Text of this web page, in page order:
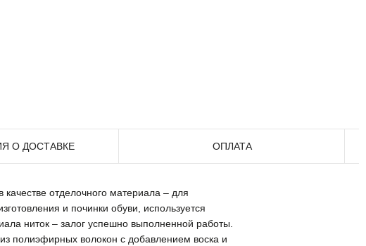
О ДОСТАВКЕ ОПЛАТА
отделочного материала – для
и починки обуви, используется
ниток – залог успешно выполненной работы.
полиэфирных волокон с добавлением воска и